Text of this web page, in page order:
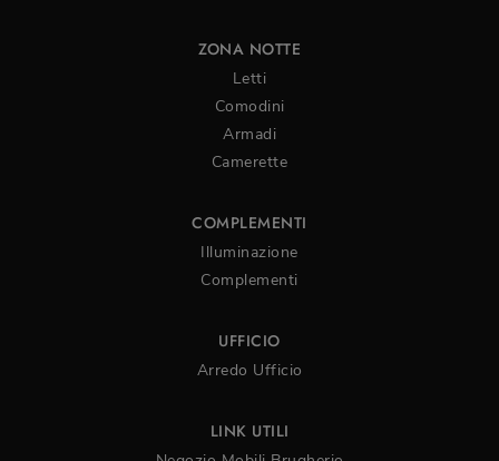
ZONA NOTTE
Letti
Comodini
Armadi
Camerette
COMPLEMENTI
Illuminazione
Complementi
UFFICIO
Arredo Ufficio
LINK UTILI